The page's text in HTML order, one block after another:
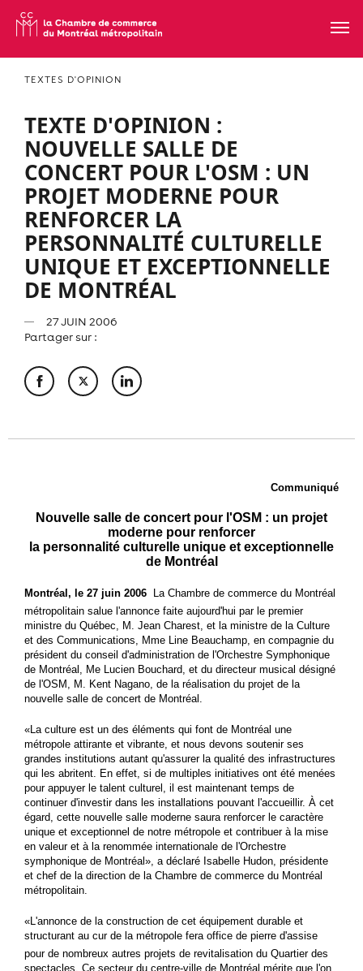
TEXTES D'OPINION
TEXTE D'OPINION :
NOUVELLE SALLE DE
CONCERT POUR L'OSM : UN
PROJET MODERNE POUR
RENFORCER LA
PERSONNALITÉ CULTURELLE
UNIQUE ET EXCEPTIONNELLE
DE MONTRÉAL
27 JUIN 2006
Partager sur :
Communiqué
Nouvelle salle de concert pour l'OSM : un projet
moderne pour renforcer
la personnalité culturelle unique et exceptionnelle
de Montréal
Montréal, le 27 juin 2006 
La Chambre de commerce du Montréal
métropolitain salue l'annonce faite aujourd'hui par le premier
ministre du Québec, M. Jean Charest, et la ministre de la Culture
et des Communications, Mme Line Beauchamp, en compagnie du
président du conseil d'administration de l'Orchestre Symphonique
de Montréal, Me Lucien Bouchard, et du directeur musical désigné
de l'OSM, M. Kent Nagano, de la réalisation du projet de la
nouvelle salle de concert de Montréal.
«La culture est un des éléments qui font de Montréal une
métropole attirante et vibrante, et nous devons soutenir ses
grandes institutions autant qu'assurer la qualité des infrastructures
qui les abritent. En effet, si de multiples initiatives ont été menées
pour appuyer le talent culturel, il est maintenant temps de
continuer d'investir dans les installations pouvant l'accueillir. À cet
égard, cette nouvelle salle moderne saura renforcer le caractère
unique et exceptionnel de notre métropole et contribuer à la mise
en valeur et à la renommée internationale de l'Orchestre
symphonique de Montréal», a déclaré Isabelle Hudon, présidente
et chef de la direction de la Chambre de commerce du Montréal
métropolitain.
«L'annonce de la construction de cet équipement durable et
structurant au cur de la métropole fera office de pierre d'assise
pour de nombreux autres projets de revitalisation du Quartier des
spectacles. Ce secteur du centre-ville de Montréal mérite que l'on